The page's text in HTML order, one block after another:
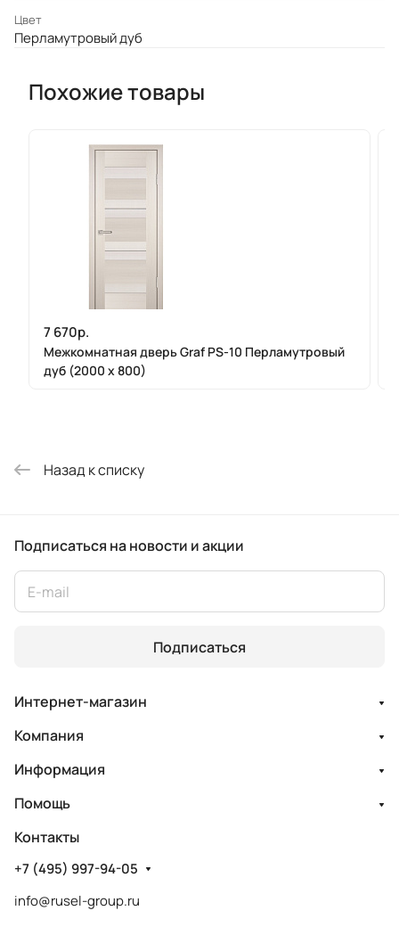
Цвет
Перламутровый дуб
Похожие товары
7 670р.
Межкомнатная дверь Graf PS-10 Перламутровый
дуб (2000 х 800)
Назад к списку
Подписаться на новости и акции
Подписаться
Интернет-магазин
Компания
Информация
Помощь
Контакты
+7 (495) 997-94-05
info@rusel-group.ru